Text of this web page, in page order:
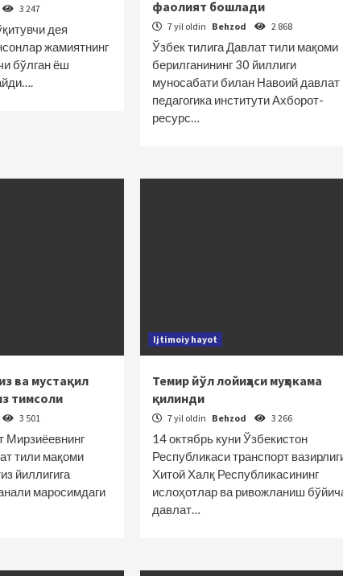
3 247
дея
жамиятнинг
бўлган ёш
фаолият бошлади
7 yil oldin Behzod 2 868
Ўзбек тилига Давлат тили мақоми
берилганининг 30 йиллиги
муносабати билан Навоий давлат
педагогика инс­титути Ахборот-
ресурс…
ва мустақил
тимсоли
3 501
Мирзиёевнинг
тили мақоми
йиллигига
маросимдаги
Ijtimoiy hayot
Темир йўл лойиҳаси муҳокама
қилинди
7 yil oldin Behzod 3 266
14 октябрь куни Ўзбекистон
Республикаси транспорт
Хитой Халқ Республикасининг
ислоҳотлар ва ривожланиш
давлат…